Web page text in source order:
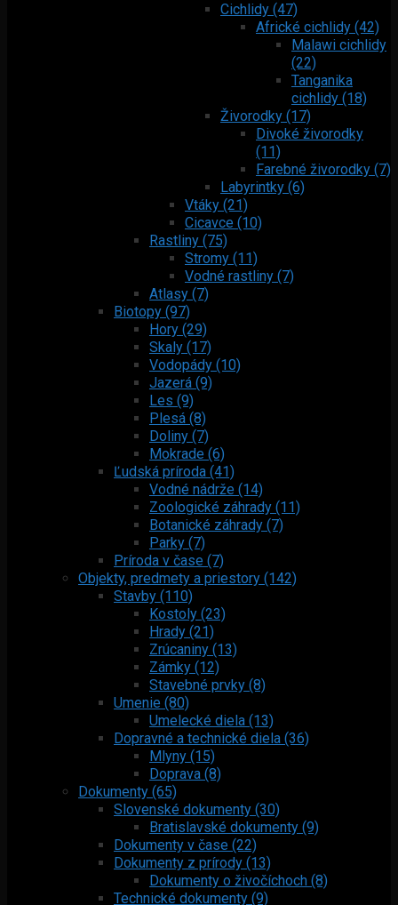
Cichlidy (47)
Africké cichlidy (42)
Malawi cichlidy
(22)
Tanganika
cichlidy (18)
Živorodky (17)
Divoké živorodky
(11)
Farebné živorodky (7)
Labyrintky (6)
Vtáky (21)
Cicavce (10)
Rastliny (75)
Stromy (11)
Vodné rastliny (7)
Atlasy (7)
Biotopy (97)
Hory (29)
Skaly (17)
Vodopády (10)
Jazerá (9)
Les (9)
Plesá (8)
Doliny (7)
Mokrade (6)
Ľudská príroda (41)
Vodné nádrže (14)
Zoologické záhrady (11)
Botanické záhrady (7)
Parky (7)
Príroda v čase (7)
Objekty, predmety a priestory (142)
Stavby (110)
Kostoly (23)
Hrady (21)
Zrúcaniny (13)
Zámky (12)
Stavebné prvky (8)
Umenie (80)
Umelecké diela (13)
Dopravné a technické diela (36)
Mlyny (15)
Doprava (8)
Dokumenty (65)
Slovenské dokumenty (30)
Bratislavské dokumenty (9)
Dokumenty v čase (22)
Dokumenty z prírody (13)
Dokumenty o živočíchoch (8)
Technické dokumenty (9)